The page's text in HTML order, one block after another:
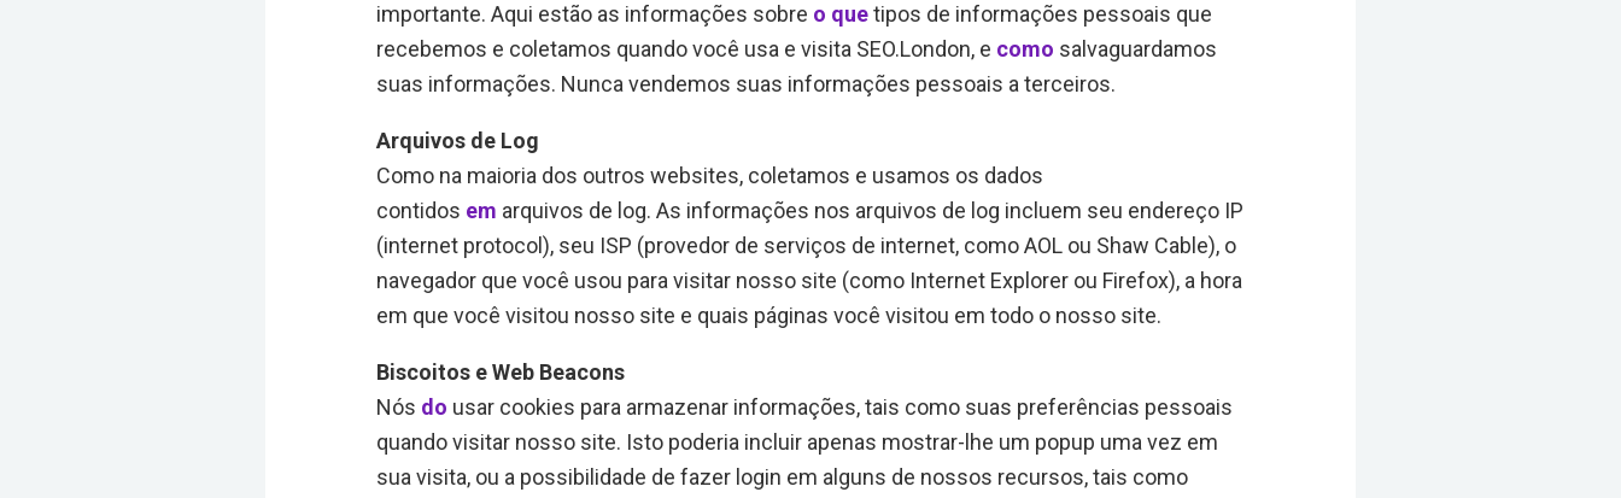
importante. Aqui estão as informações sobre o quetipos de informações pessoais que
recebemos e coletamos quando você usa e visita SEO.London, e como salvaguardamos
suas informações. Nunca vendemos suas informações pessoais a terceiros.
Arquivos de Log
Como na maioria dos outros websites, coletamos e usamos os dados
contidos em arquivos de log. As informações nos arquivos de log incluem seu endereço IP
(internet protocol), seu ISP (provedor de serviços de internet, como AOL ou Shaw Cable), o
navegador que você usou para visitar nosso site (como Internet Explorer ou Firefox), a hora
em que você visitou nosso site e quais páginas você visitou em todo o nosso site.
Biscoitos e Web Beacons
Nós do usar cookies para armazenar informações, tais como suas preferências pessoais
quando visitar nosso site. Isto poderia incluir apenas mostrar-lhe um popup uma vez em
sua visita, ou a possibilidade de fazer login em alguns de nossos recursos, tais como